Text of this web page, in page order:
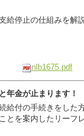
給停止の仕組みを解
nlb1675.pdf
年金が止まります！
給付の手続きをした
とを案内したリーフ